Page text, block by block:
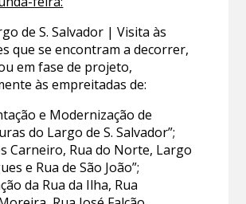
de S. Salvador | Visita às
que se encontram a decorrer,
em fase de projeto,
às empreitadas de:
e Modernização de
do Largo de S. Salvador”;
Carneiro, Rua do Norte, Largo
e Rua de São João”;
da Rua da Ilha, Rua